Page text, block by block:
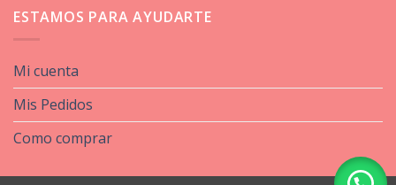
ESTAMOS PARA AYUDARTE
Mi cuenta
Mis Pedidos
Como comprar